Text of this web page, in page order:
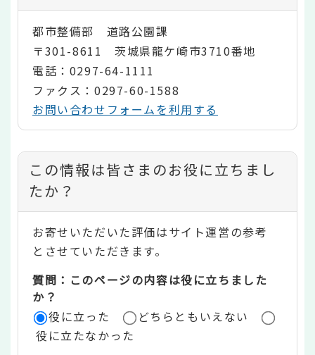
都市整備部 道路公園課
〒301-8611 茨城県龍ケ崎市3710番地
電話：0297-64-1111
ファクス：0297-60-1588
お問い合わせフォームを利用する
コ
ン
テ
ン
ツ
評
価
この情報は皆さまのお役に立ちまし
たか？
お寄せいただいた評価はサイト運営の参考
とさせていただきます。
質問：このページの内容は役に立ちました
か？
役に立った
どちらともいえない
役に立たなかった